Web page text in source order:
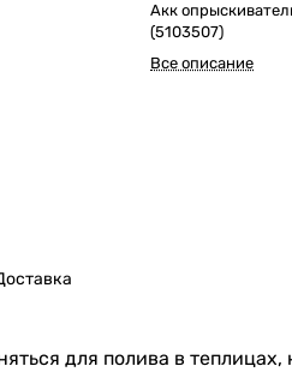
Акк
(5103507)
Все описание
для полива в